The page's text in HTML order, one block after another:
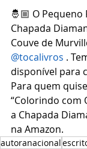
🤴🏼 O
Chapada
Couve de
@tocalivros .
disponível para
Para quem
“Colorindo com
a Chapada
na Amazon.
autoranacional